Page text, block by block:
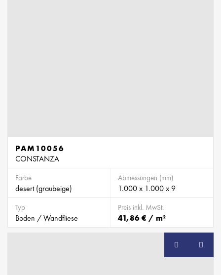
PAM10056
CONSTANZA
Farbe
desert (graubeige)
Abmessungen (mm)
1.000 x 1.000 x 9
Typ
Boden / Wandfliese
Preis inkl. MwSt.
41,86 € / m²